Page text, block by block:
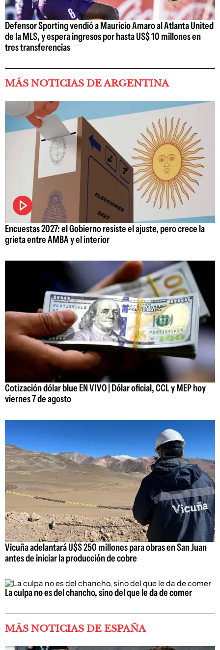
Defensor Sporting vendió a Mauricio Amaro al Atlanta United
de la MLS, y espera ingresos por hasta US$ 10 millones en
tres transferencias
MÁS NOTICIAS DE ARGENTINA
Encuestas 2027: el Gobierno resiste el ajuste, pero crece la
grieta entre AMBA y el interior
Cotización dólar blue EN VIVO | Dólar oficial, CCL y MEP hoy
viernes 7 de agosto
Vicuña adelantará U$S 250 millones para obras en San Juan
antes de iniciar la producción de cobre
La culpa no es del chancho, sino del que le da de comer
MÁS NOTICIAS DE ESPAÑA